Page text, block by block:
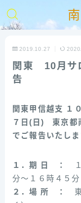
【HOME】
入会ご案内
支部活動報告
2019.10.27
関東 10月サ
告
関東甲信越支 １
７日(日) 東京都
でご報告いたしま
１．期 日 ：
１
分～１６時４５分
２．場 所 ：
東